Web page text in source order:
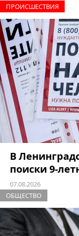
ПРОИCШЕСТВИЯ
В
поиски 9-
07.08.2026
ОБЩЕСТВО